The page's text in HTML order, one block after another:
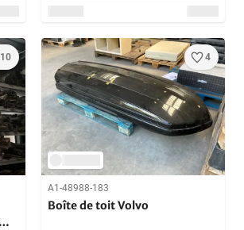
10 4
A1-48988-183
Boîte de toit Volvo